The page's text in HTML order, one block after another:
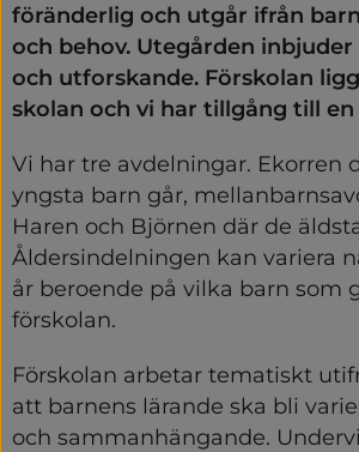
föränderlig och utgår ifrån
och behov. Utegården
och utforskande. Förskolan
skolan och vi har tillgång till
Vi har tre avdelningar. Ekorren
yngsta barn går,
Haren och Björnen där de
Åldersindelningen kan variera
år beroende på vilka barn som
förskolan.
Förskolan arbetar tematiskt
att barnens lärande ska bli
och sammanhängande.